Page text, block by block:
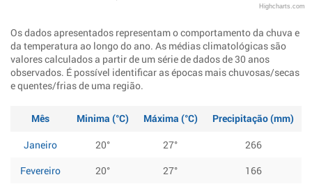
Highcharts.com
Os dados apresentados representam o comportamento da chuva e
da temperatura ao longo do ano. As médias climatológicas são
valores calculados a partir de um série de dados de 30 anos
observados. É possível identificar as épocas mais chuvosas/secas
e quentes/frias de uma região.
Mês Minima (°C) Máxima (°C)
Precipitação (mm)
Janeiro
20° 27°
266
Fevereiro
20° 27°
166